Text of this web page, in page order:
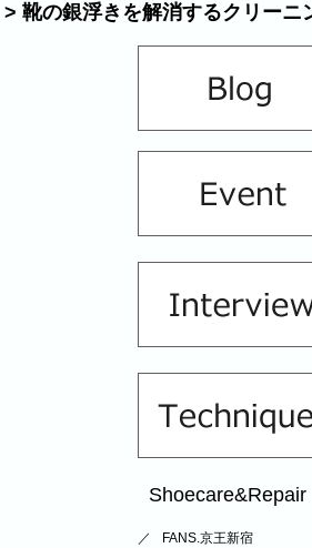
> 靴の銀浮きを解消するクリーニ
Shoecare&Repair
FANS.京王新宿